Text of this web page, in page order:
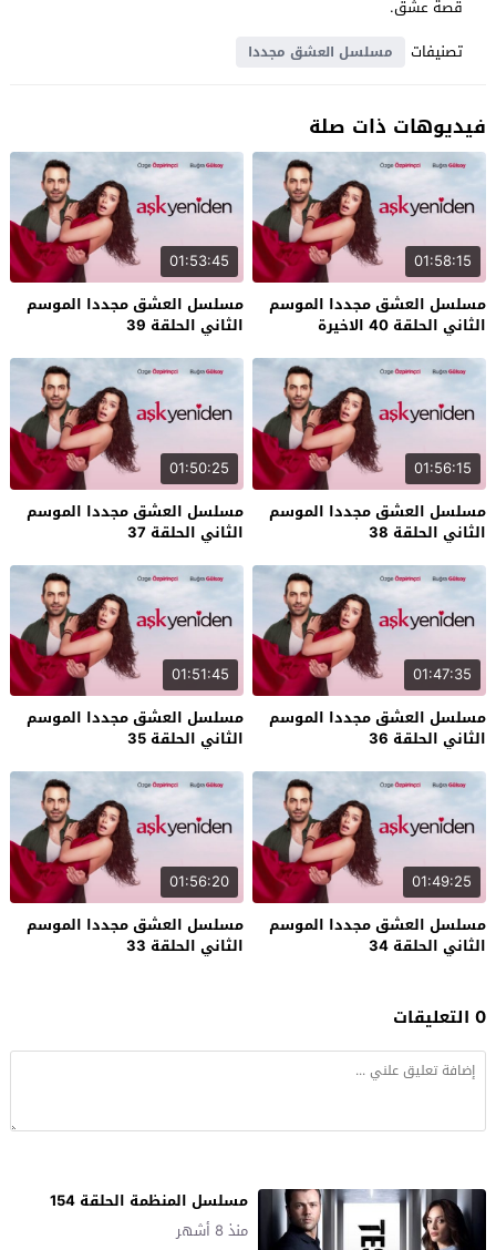
قصة عشق.
تصنيفات
مسلسل العشق مجددا
فيديوهات ذات صلة
01:58:15
مسلسل العشق مجددا الموسم
الثاني الحلقة 40 الاخيرة
01:53:45
مسلسل العشق مجددا الموسم
الثاني الحلقة 39
01:56:15
مسلسل العشق مجددا الموسم
الثاني الحلقة 38
01:50:25
مسلسل العشق مجددا الموسم
الثاني الحلقة 37
01:47:35
مسلسل العشق مجددا الموسم
الثاني الحلقة 36
01:51:45
مسلسل العشق مجددا الموسم
الثاني الحلقة 35
01:49:25
مسلسل العشق مجددا الموسم
الثاني الحلقة 34
01:56:20
مسلسل العشق مجددا الموسم
الثاني الحلقة 33
0 التعليقات
مسلسل المنظمة الحلقة 154
منذ 8 أشهر